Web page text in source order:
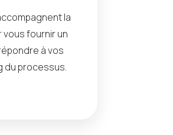
la
fournir un
à vos
du processus.